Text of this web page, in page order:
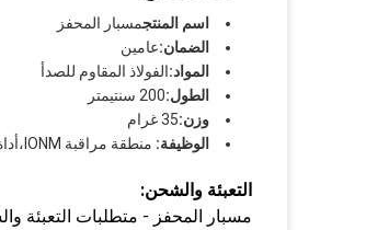
اسم المنتجمسبار المحفز
الضمان:عامين
المواد:الفولاذ المقاوم للصدأ
الطول:200 سنتيمتر
وزن:35 غرام
الوظيفة: منطقة مراقبة IONM،
التعبئة والشحن:
مسبار المحفز - متطلبات التعبئة